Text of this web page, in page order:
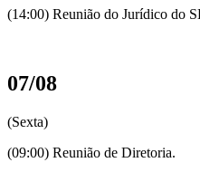
(14:00) Reunião do Jurídico do
07/08
(Sexta)
(09:00) Reunião de Diretoria.